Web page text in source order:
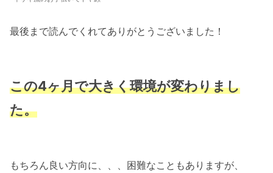
最後まで読んでくれてありがとうございました！
この4ヶ月で大きく環境が変わりまし
た。
もちろん良い方向に、、、困難なこともありますが、